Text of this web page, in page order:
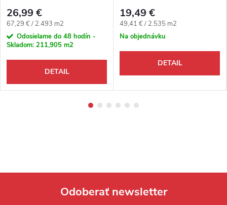
26,99 €
Jednotková cena:
67,29 € / 2.493 m2
Odosielame do 48 hodín -
Skladom: 211,905 m2
DETAIL
19,49 €
Jednotková cena:
49,41 € / 2.535 m2
Na objednávku
DETAIL
Odoberať newsletter